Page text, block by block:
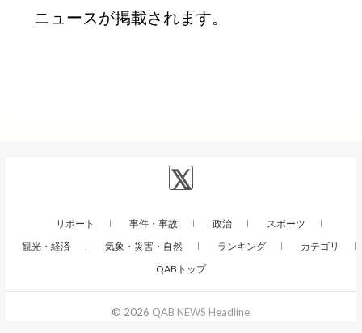
ニュースが掲載されます。
リポート 事件・事故 政治
スポーツ
観光・経済
気象・災害・自然 ランキング
カテゴリ
QABトップ
© 2026 QAB NEWS Headline